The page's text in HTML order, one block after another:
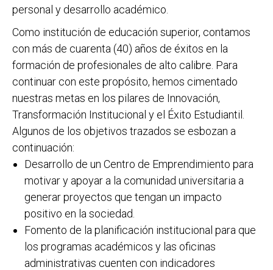
personal y desarrollo académico.
Como institución de educación superior, contamos
con más de cuarenta (40) años de éxitos en la
formación de profesionales de alto calibre. Para
continuar con este propósito, hemos cimentado
nuestras metas en los pilares de Innovación,
Transformación Institucional y el Éxito Estudiantil.
Algunos de los objetivos trazados se esbozan a
continuación:
Desarrollo de un Centro de Emprendimiento para
motivar y apoyar a la comunidad universitaria a
generar proyectos que tengan un impacto
positivo en la sociedad.
Fomento de la planificación institucional para que
los programas académicos y las oficinas
administrativas cuenten con indicadores